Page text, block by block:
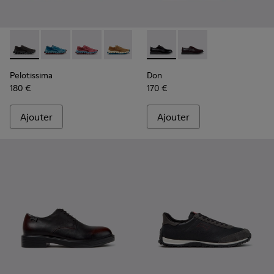
Pelotissima - K101109-006 - Baskets noires en matières
Pelotissima - K101109-011 - Baskets bleues en
Pelotissima - K101109-010
Pelotissima - K101109-007 - Baskets
Pelotissima
180 €
Ajouter
Don - K101140-001 -
Don - K101140-003
Don
170 €
Ajouter